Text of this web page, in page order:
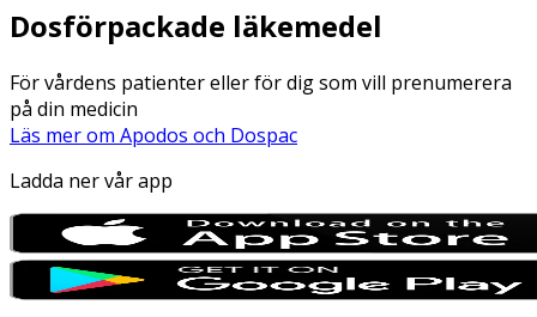
Dosförpackade läkemedel
För vårdens patienter eller för dig som vill prenumerera
på din medicin
Läs mer om Apodos och Dospac
Ladda ner vår app